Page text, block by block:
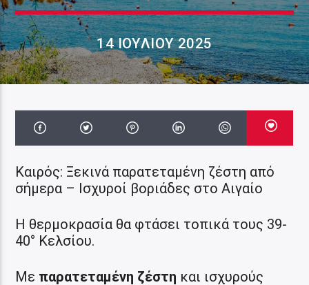
14 ΙΟΥΛΊΟΥ 2025
Καιρός: Ξεκινά παρατεταμένη ζέστη από
σήμερα – Ισχυροί βοριάδες στο Αιγαίο
Η θερμοκρασία θα φτάσει τοπικά τους 39-
40° Κελσίου.
Με παρατεταμένη ζέστη και ισχυρούς